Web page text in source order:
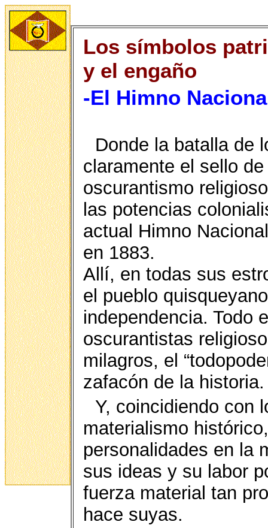
Los símbolos
y el engaño
-El Himno
Donde la batalla de
claramente el sello
oscurantismo
las potencias
actual Himno
en 1883.
Allí, en todas sus
el pueblo
independencia. Todo
oscurantistas
milagros, el
zafacón de la
Y, coincidiendo con
materialismo
personalidades en la
sus ideas y su labor
fuerza material tan
hace suyas.